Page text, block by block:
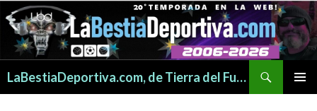
LaBestiaDeportiva.com, de Tierra del Fuego para todo el mundo